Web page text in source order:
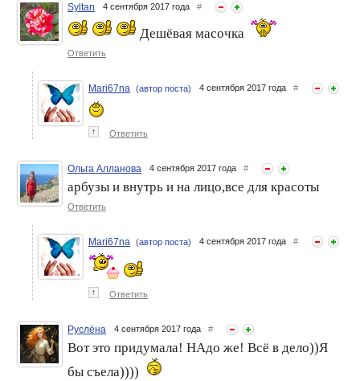
Syltan 4 сентября 2017 года #
Дешёвая масочка
Ответить
Mari67na (автор поста) 4 сентября 2017 года #
↑ Ответить
Ольга Алланова 4 сентября 2017 года #
арбузы и внутрь и на лицо,все для красоты
Ответить
Mari67na (автор поста) 4 сентября 2017 года #
↑ Ответить
Руслёна 4 сентября 2017 года #
Вот это придумала! НАдо же! Всё в дело))Я
бы съела))))